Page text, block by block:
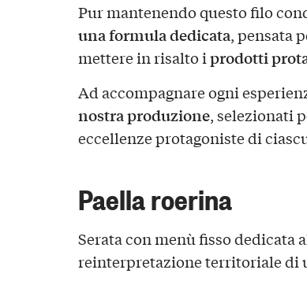
Pur mantenendo questo filo
una formula dedicata, pensata
mettere in risalto iprodotti
Ad accompagnare ogni
nostra produzione, selezionati
eccellenze protagoniste di
Paella roerina
Serata con menù fisso dedicata
reinterpretazione territoriale di